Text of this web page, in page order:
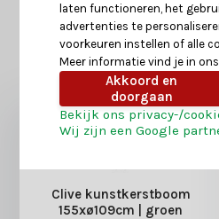
GERELATEERDE PRODUCTEN
Misschien is dit ook iets
Clive kunstkerstboom
155xø109cm | groen
laten functioneren, het
advertenties te
voorkeuren instellen of alle
Meer informatie vind je in
Akkoord en
doorgaan
Bekijk ons privacy-/
Wij zijn een Google